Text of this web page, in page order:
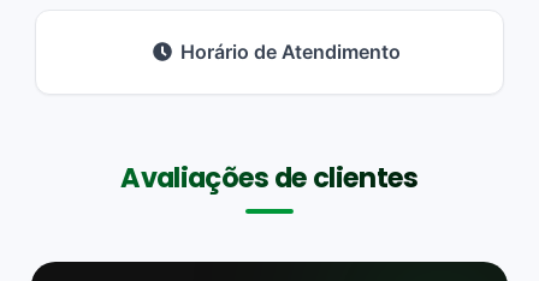
Horário de Atendimento
Avaliações de clientes